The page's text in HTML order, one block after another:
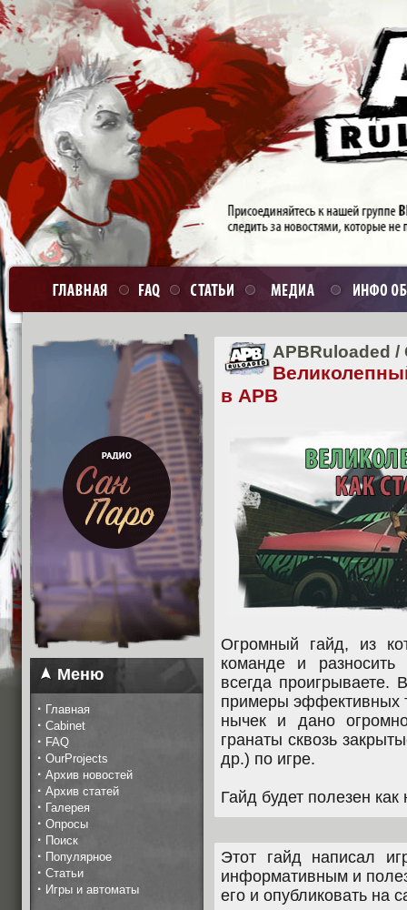
Меню
· Главная
· Cabinet
· FAQ
· OurProjects
· Архив новостей
· Архив статей
· Галерея
· Опросы
· Поиск
· Популярное
· Статьи
· Игры и автоматы
APBRuloaded /
в APB
Огромный гайд, из
команде и
всегда проигрываете.
примеры эффективных
нычек и дано
гранаты сквозь
др.) по игре.
Гайд будет полезен
Этот гайд написал
информативным и
его и опубликовать на